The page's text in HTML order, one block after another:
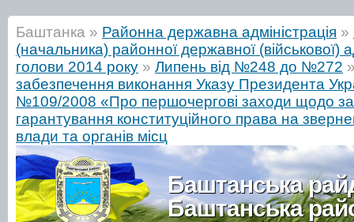
Баштанка » Районна державна адміністрація »
(начальника) районної державної (військової)
голови 2014 року » Липень від №248 до №272
забезпечення виконання Указу Президента
№109/2008 «Про першочергові заходи щодо
гарантування конституційного права на
влади та органів місц
Баштанська
Баштанська